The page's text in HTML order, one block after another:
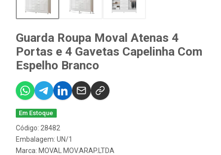
Guarda Roupa Moval Atenas 4
Portas e 4 Gavetas Capelinha Com
Espelho Branco
Em Estoque
Código: 28482
Embalagem: UN/1
Marca: MOVAL MOV.ARAP.LTDA